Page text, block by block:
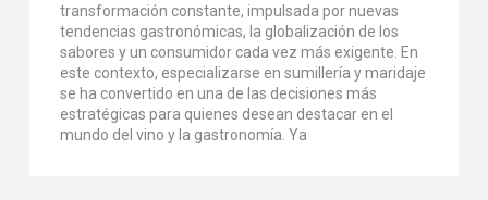
transformación constante, impulsada por nuevas
tendencias gastronómicas, la globalización de los
sabores y un consumidor cada vez más exigente. En
este contexto, especializarse en sumillería y maridaje
se ha convertido en una de las decisiones más
estratégicas para quienes desean destacar en el
mundo del vino y la gastronomía. Ya